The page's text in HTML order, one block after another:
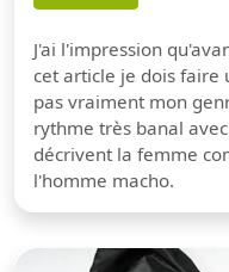
J'ai l'impression
cet article je dois faire
pas vraiment mon
rythme très banal
décrivent la femme
l'homme macho.